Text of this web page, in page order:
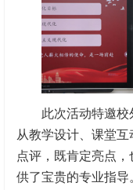
此次活动特邀
从教学设计、课堂
点评，既肯定亮点
供了宝贵的专业指导